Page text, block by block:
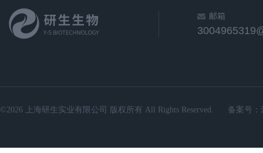
邮箱
©2026 上海研生实业有限公司 版权所有 All Rights Reserved. 备案号：